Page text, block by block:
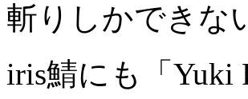
斬りしかできな
iris鯖にも「Yuki